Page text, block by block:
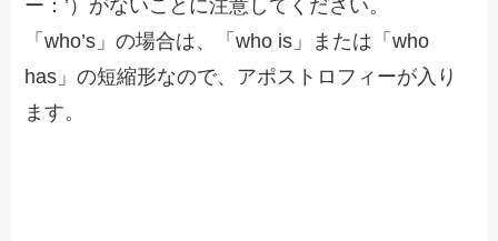
ー：’）がないことに注意してください。
「who’s」の場合は、「who is」または「who
has」の短縮形なので、アポストロフィーが入り
ます。